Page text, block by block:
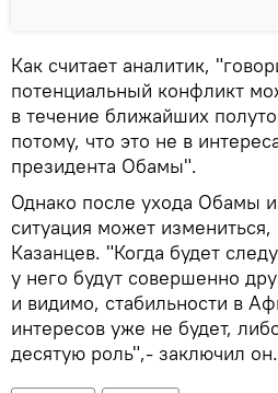
Как считает аналитик,
потенциальный конфликт
в течение ближайших
потому, что это не в
президента Обамы".
Однако после ухода Обамы
ситуация может измениться,
Казанцев. "Когда будет
у него будут совершенно
и видимо, стабильности в
интересов уже не будет,
десятую роль",- заключил он.